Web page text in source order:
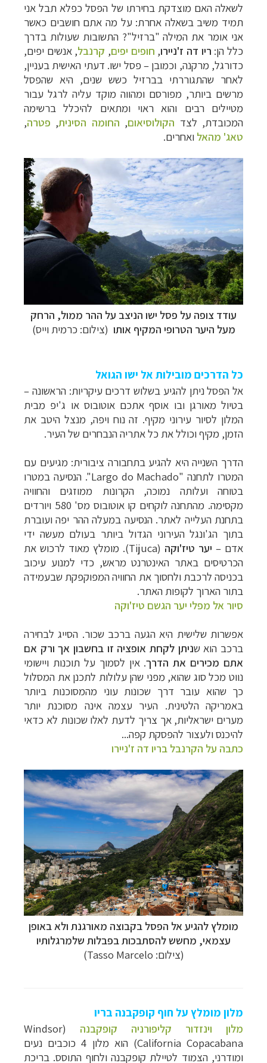
לשאלה האם מוצדקת בחירתו של הפסל כפלא תבל אני
תמיד משיב בשאלה אחרת: על מה אתם חושבים כאשר
אני אומר את המילה "ברזיל"? התשובות שעולות בדרך
כלל הן: ריו דה ז'ניירו, חופים יפים, קרנבל, אנשים יפים,
כדורגל, מרקנה, וכמובן – פסל ישו. דעתי האישית בעניין,
לאחר שהתגוררתי בברזיל כשש שנים, היא שהפסל
מרשים ביותר, מפורסם ומהווה מוקד עליה לרגל עבור
מטיילים רבים והוא ראוי ומתאים להיכלל ברשימה
המכובדת, לצד הקולוסיאום, החומה הסינית, פטרה,
טאג' מהאל ואחרים.
עודד צופה על פסל ישו הניצב על ההר ממול, הרחק
מעל היער הטרופי המקיף אותו (צילום: כרמית וייס)
כל הדרכים מובילות אל ישו הגואל
אל הפסל ניתן להגיע בשלוש דרכים עיקריות: הראשונה –
בטיול מאורגן ובו אוסף אתכם אוטובוס או ג'יפ מבית
המלון לסיור עירוני מקיף. זה נוח ויפה, מנצל היטב את
הזמן, מקיף וכולל את כל אתריה הנבחרים של העיר.
הדרך השנייה היא להגיע בתחבורה ציבורית: מגיעים עם
המטרו לתחנה "Largo do Machado". הנסיעה במטרו
בטוחה ועלותה נמוכה, הקרונות ממוזגים והחוויה
מקסימה. מהתחנה לוקחים קו אוטובוס מס' 580 ויורדים
בתחנת העלייה לאתר. הנסיעה במעלה ההר יפה ועוברת
בתוך הג'ונגל העירוני הגדול ביותר בעולם מעשה ידי
אדם – יער טיז'וקה (
Tijuca). מומלץ מאוד לרכוש את
הכרטיסים באתר האינטרנט מראש, כדי למנוע עיכוב
בכניסה לרכבת ולחסוך את החוויה המפוקפקת שבעמידה
בתור הארוך לקופות האתר.
סיור אל מפלי יער הגשם טיז'וקה
אפשרות שלישית היא הגעה ברכב שכור. הסייג לבחירה
ברכב הוא שניתן לקחת אופציה זו בחשבון אך ורק אם
אתם מכירים את הדרך. אין לסמוך על תוכנות ויישומי
נווט מכל סוג שהוא, מפני שהן עלולות לתכנן את המסלול
כך שהוא עובר דרך שכונות עוני מהמסוכנות ביותר
באמריקה הלטינית. העיר עצמה אינה מסוכנת יותר
מערים ישראליות, אך צריך לדעת לאלו שכונות לא כדאי
להיכנס ולעצור להפסקת קפה...
כתבה על הקרנבל בריו דה ז'ניירו
מומלץ להגיע אל הפסל בקבוצה מאורגנת ולא באופן
עצמאי, מחשש להסתבכות בפבלות שלמרגלותיו
(צילום: Tasso Marcelo)
מלון מומלץ על חוף קופקבנה בריו
מלון וינזדור קליפורניה קופקבנה
(
Windsor
California Copacabana
) הוא מלון 4 כוכבים נעים
ומודרני, הצמוד לטיילת קופקבנה ולחוף התוסס. בריכת